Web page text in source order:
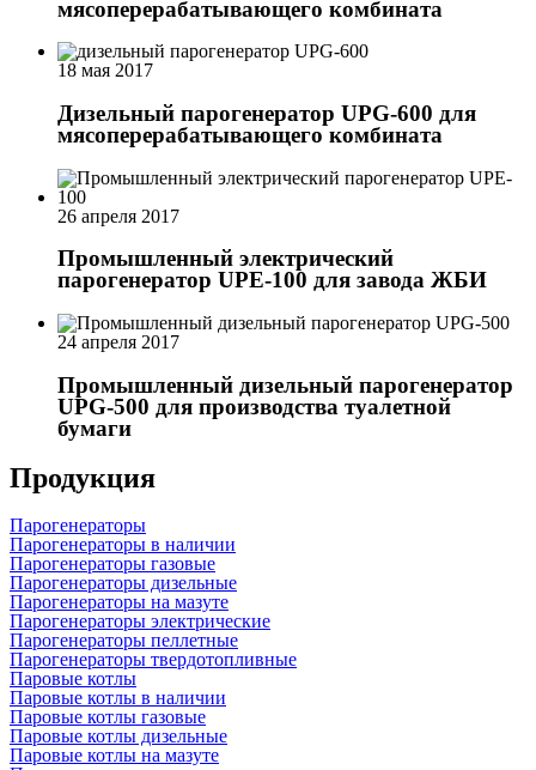
мясоперерабатывающего комбината
18 мая 2017
Дизельный парогенератор UPG-600 для
мясоперерабатывающего комбината
26 апреля 2017
Промышленный электрический
парогенератор UPE-100 для завода ЖБИ
24 апреля 2017
Промышленный дизельный парогенератор
UPG-500 для производства туалетной
бумаги
Продукция
Парогенераторы
Парогенераторы в наличии
Парогенераторы газовые
Парогенераторы дизельные
Парогенераторы на мазуте
Парогенераторы электрические
Парогенераторы пеллетные
Парогенераторы твердотопливные
Паровые котлы
Паровые котлы в наличии
Паровые котлы газовые
Паровые котлы дизельные
Паровые котлы на мазуте